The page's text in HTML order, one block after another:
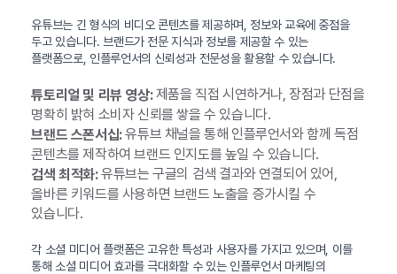
유튜브는 긴 형식의 비디오 콘텐츠를 제공하며, 정보와 교육에 중점을
두고 있습니다. 브랜드가 전문 지식과 정보를 제공할 수 있는
플랫폼으로, 인플루언서의 신뢰성과 전문성을 활용할 수 있습니다.
튜토리얼 및 리뷰 영상:제품을 직접 시연하거나, 장점과 단점을
명확히 밝혀 소비자 신뢰를 쌓을 수 있습니다.
브랜드 스폰서십:유튜브 채널을 통해 인플루언서와 함께 독점
콘텐츠를 제작하여 브랜드 인지도를 높일 수 있습니다.
검색 최적화:유튜브는 구글의 검색 결과와 연결되어 있어,
올바른 키워드를 사용하면 브랜드 노출을 증가시킬 수
있습니다.
각 소셜 미디어 플랫폼은 고유한 특성과 사용자를 가지고 있으며, 이를
통해 소셜 미디어 효과를 극대화할 수 있는 인플루언서 마케팅의